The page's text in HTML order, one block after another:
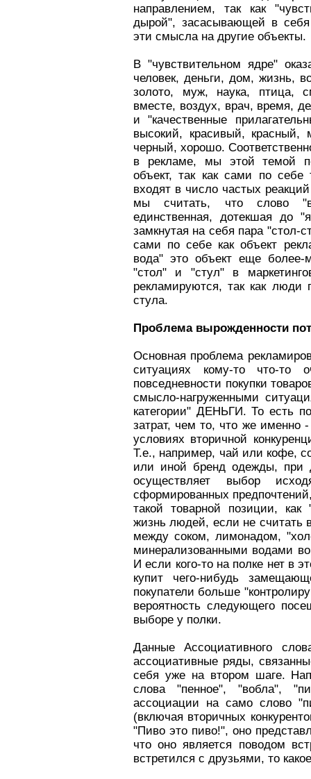
направлением, так как
дырой", засасывающей в
эти смысла на другие объекты.
В "чувствительном ядре"
человек, деньги, дом, жизнь,
золото, муж, наука, птица,
вместе, воздух, врач, время,
и "качественные
высокий, красивый, красный,
черный, хорошо.
в рекламе, мы этой темой
объект, так как сами по
входят в число частых
мы считать, что слово
единственная, дотекшая до
замкнутая на себя пара "стол-
сами по себе как объект
вода" это объект еще
"стол" и "стул" в
рекламируются, так как люди
стула.
Проблема вырожденности
Основная проблема
ситуациях кому-то что-то
повседневности покупки
смысло-нагруженными
категории" ДЕНЬГИ. То есть
затрат, чем то, что же именно
условиях вторичной
Т.е., например, чай или кофе,
или иной бренд одежды, при
осуществляет выбор
сформированных
такой товарной позиции,
жизнь людей, если не считать
между соком, лимонадом,
минерализованными водами
И если кого-то на полке нет в
купит чего-нибудь
покупатели больше
вероятность следующего
выборе у полки.
Данные Ассоциативного
ассоциативные ряды,
себя уже на втором шаге.
слова "пенное", "вобла",
ассоциации на само слово
(включая вторичных
"Пиво это пиво!", оно
что оно является поводом
встретился с друзьями, то